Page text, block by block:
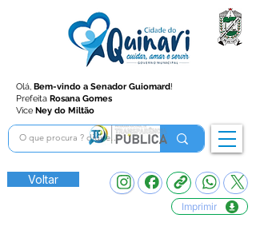
Olá, Bem-vindo a Senador Guiomard!
Prefeita Rosana Gomes
Vice Ney do Miltão
Voltar
Imprimir